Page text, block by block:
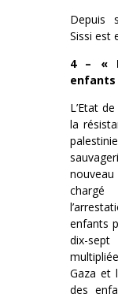
Depuis
Sissi est
4 – «
enfants
L’Etat
la
enfants
dix-
Gaza et
des